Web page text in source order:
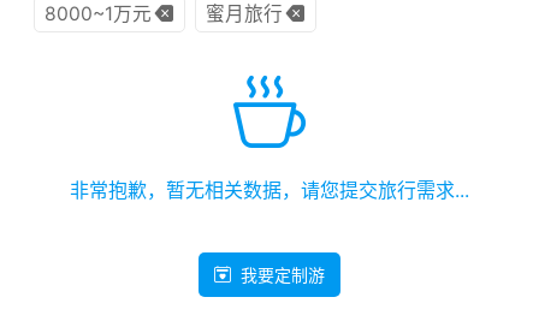
8000~1万元 蜜月旅行
非常抱歉，暂无相关数据，请您提交旅行需求...
我要定制游